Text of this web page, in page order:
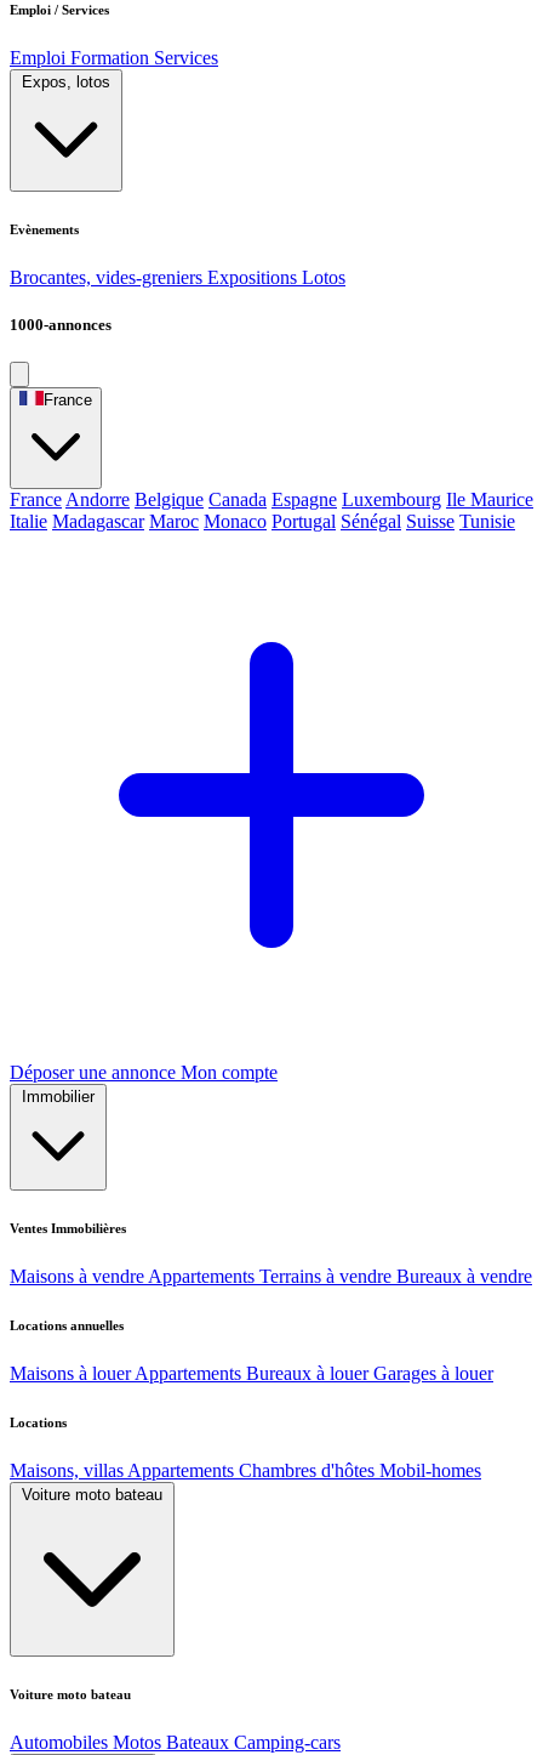
Emploi / Services
Emploi Formation Services
Expos, lotos
Evènements
Brocantes, vides-greniers Expositions Lotos
1000-annonces
France
France Andorre Belgique Canada Espagne Luxembourg Ile Maurice
Italie Madagascar Maroc Monaco Portugal Sénégal Suisse Tunisie
Déposer une annonce Mon compte
Immobilier
Ventes Immobilières
Maisons à vendre Appartements Terrains à vendre Bureaux à vendre
Locations annuelles
Maisons à louer Appartements Bureaux à louer Garages à louer
Locations
Maisons, villas Appartements Chambres d'hôtes Mobil-homes
Voiture moto bateau
Voiture moto bateau
Automobiles Motos Bateaux Camping-cars